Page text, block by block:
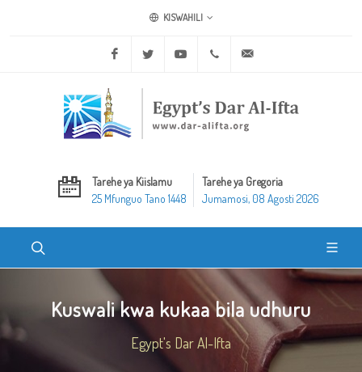
KISWAHILI
Facebook Twitter Youtube +20 2 25970400
Tarehe ya Kiislamu
25 Mfunguo Tano 1448
Tarehe ya Gregoria
Jumamosi, 08 Agosti 2026
Kuswali kwa kukaa bila udhuru
Egypt's Dar Al-Ifta